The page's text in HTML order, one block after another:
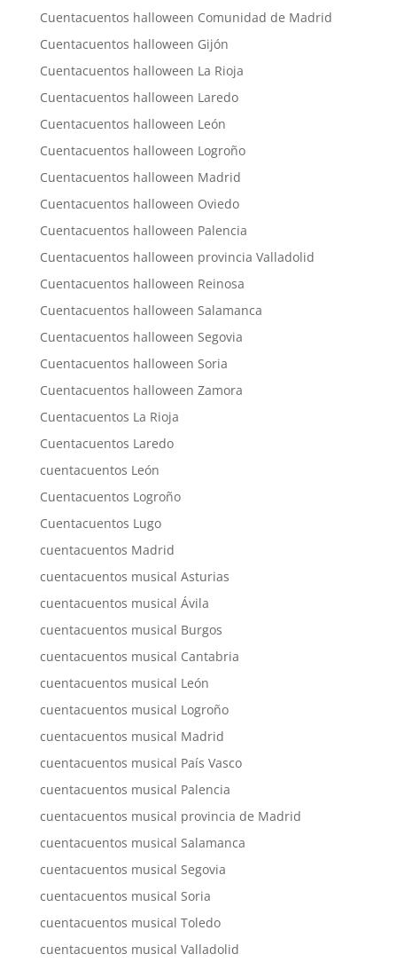
Cuentacuentos halloween Comunidad de Madrid
Cuentacuentos halloween Gijón
Cuentacuentos halloween La Rioja
Cuentacuentos halloween Laredo
Cuentacuentos halloween León
Cuentacuentos halloween Logroño
Cuentacuentos halloween Madrid
Cuentacuentos halloween Oviedo
Cuentacuentos halloween Palencia
Cuentacuentos halloween provincia Valladolid
Cuentacuentos halloween Reinosa
Cuentacuentos halloween Salamanca
Cuentacuentos halloween Segovia
Cuentacuentos halloween Soria
Cuentacuentos halloween Zamora
Cuentacuentos La Rioja
Cuentacuentos Laredo
cuentacuentos León
Cuentacuentos Logroño
Cuentacuentos Lugo
cuentacuentos Madrid
cuentacuentos musical Asturias
cuentacuentos musical Ávila
cuentacuentos musical Burgos
cuentacuentos musical Cantabria
cuentacuentos musical León
cuentacuentos musical Logroño
cuentacuentos musical Madrid
cuentacuentos musical País Vasco
cuentacuentos musical Palencia
cuentacuentos musical provincia de Madrid
cuentacuentos musical Salamanca
cuentacuentos musical Segovia
cuentacuentos musical Soria
cuentacuentos musical Toledo
cuentacuentos musical Valladolid